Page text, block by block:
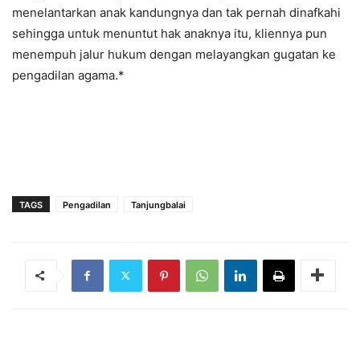
menelantarkan anak kandungnya dan tak pernah dinafkahi
sehingga untuk menuntut hak anaknya itu, kliennya pun
menempuh jalur hukum dengan melayangkan gugatan ke
pengadilan agama.*
TAGS Pengadilan Tanjungbalai